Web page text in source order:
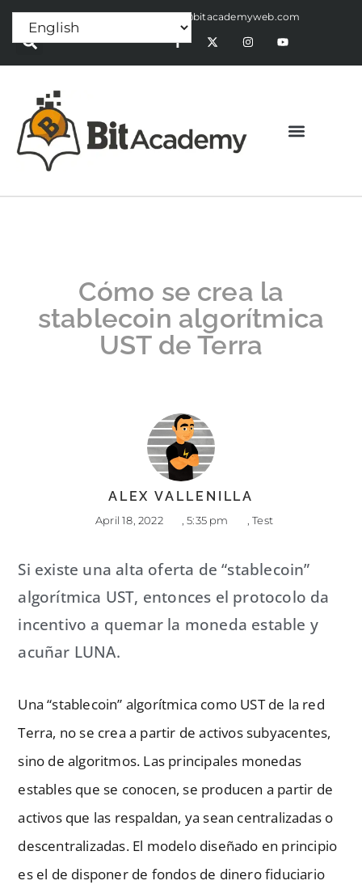
Press Release:alex@bitacademyweb.com
Cómo se crea la
stablecoin algorítmica
UST de Terra
ALEX VALLENILLA
April 18, 2022 5:35 pm Test
Si existe una alta oferta de “stablecoin”
algorítmica UST, entonces el protocolo da
incentivo a quemar la moneda estable y
acuñar LUNA.
Una “stablecoin” algorítmica como UST de la red
Terra, no se crea a partir de activos subyacentes,
sino de algoritmos. Las principales monedas
estables que se conocen, se producen a partir de
activos que las respaldan, ya sean centralizadas o
descentralizadas. El modelo diseñado en principio
es el de disponer de fondos de dinero fiduciario